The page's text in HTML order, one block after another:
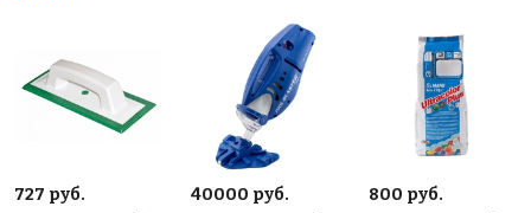
727 руб.
40000 руб.
800 руб.